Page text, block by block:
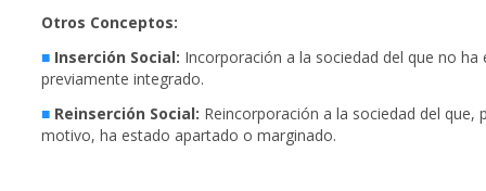
Otros Conceptos:
■ Inserción Social: Incorporación a la sociedad del que no ha
previamente integrado.
■ Reinserción Social: Reincorporación a la sociedad del que,
motivo, ha estado apartado o marginado.